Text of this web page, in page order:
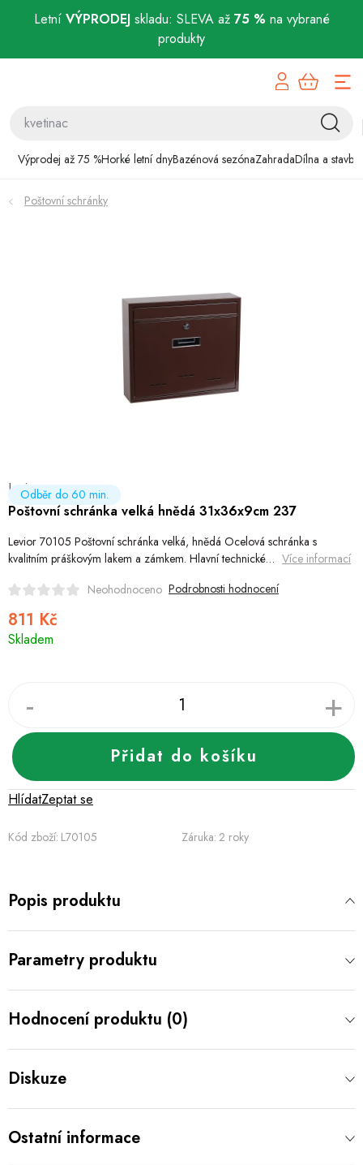
Letní VÝPRODEJskladu: SLEVA až 75 % na vybrané
produkty
Výprodej až 75 %Horké letní dnyBazénová sezónaZahradaDílna a stavba
Bazénová sezóna
Zahrada
Chovatelské potřeby
Dětské zboží a hračky
World Cleanup Day
Akční ceny
Vrácení a reklamace
Podmínky ochrany osobních údajů
Obchodní podmínky pro podnikatele
Zásady používání cookies
Poštovní schránky
811 Kč
Skladem
Přidat do košíku
Kód zboží: L70105 Záruka: 2 roky
Zeptat se
Hlídat
Levior
Poštovní schránka velká hnědá 31x36x9cm 237
Levior 70105 Poštovní schránka velká, hnědá Ocelová schránka s
kvalitním práškovým lakem a zámkem. Hlavní technické… Více informací
Odběr do 60 min.
Neohodnoceno Podrobnosti hodnocení
Popis produktu
Parametry produktu
Hodnocení produktu (0)
Diskuze
Ostatní informace